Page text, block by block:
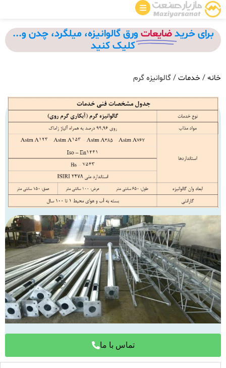
برای خریدضایعات ورق گالوانیزه، میلگرد، چدن و...
کلیک کنید
خانه/ خدمات/ گالوانیزه گرم
تماس با ما